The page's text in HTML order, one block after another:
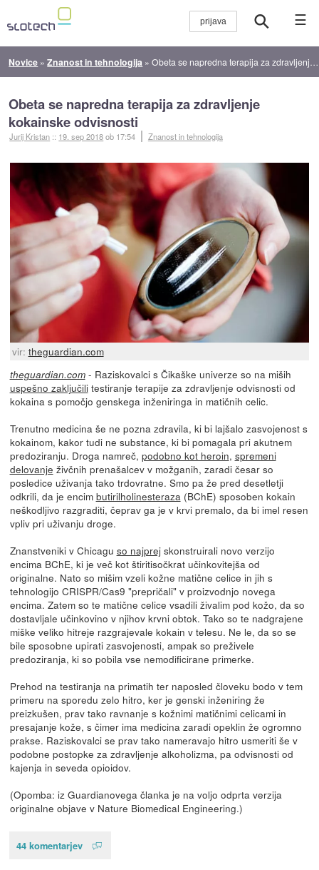
☰
Novice »Znanost in tehnologija »Obeta se napredna terapija za zdravljenje kokainske odvisnosti
Obeta se napredna terapija za zdravljenje
kokainske odvisnosti
Jurij Kristan :: 19. sep 2018ob 17:54 Znanost in tehnologija
vir: theguardian.com
theguardian.com- Raziskovalci s Čikaške univerze so na miših
uspešno zaključilitestiranje terapije za zdravljenje odvisnosti od
kokaina s pomočjo genskega inženiringa in matičnih celic.
Trenutno medicina še ne pozna zdravila, ki bi lajšalo zasvojenost s
kokainom, kakor tudi ne substance, ki bi pomagala pri akutnem
predoziranju. Droga namreč, podobno kot heroin, spremeni
delovanje živčnih prenašalcev v možganih, zaradi česar so
posledice uživanja tako trdovratne. Smo pa že pred desetletji
odkrili, da je encim butirilholinesteraza(BChE) sposoben kokain
neškodljivo razgraditi, čeprav ga je v krvi premalo, da bi imel resen
vpliv pri uživanju droge.
Znanstveniki v Chicagu so najprejskonstruirali novo verzijo
encima BChE, ki je več kot štiritisočkrat učinkovitejša od
originalne. Nato so mišim vzeli kožne matične celice in jih s
tehnologijo CRISPR/Cas9 "prepričali" v proizvodnjo novega
encima. Zatem so te matične celice vsadili živalim pod kožo, da so
dostavljale učinkovino v njihov krvni obtok. Tako so te nadgrajene
miške veliko hitreje razgrajevale kokain v telesu. Ne le, da so se
bile sposobne upirati zasvojenosti, ampak so preživele
predoziranja, ki so pobila vse nemodificirane primerke.
Prehod na testiranja na primatih ter naposled človeku bodo v tem
primeru na sporedu zelo hitro, ker je genski inženiring že
preizkušen, prav tako ravnanje s kožnimi matičnimi celicami in
presajanje kože, s čimer ima medicina zaradi opeklin že ogromno
prakse. Raziskovalci se prav tako nameravajo hitro usmeriti še v
podobne postopke za zdravljenje alkoholizma, pa odvisnosti od
kajenja in seveda opioidov.
(Opomba: iz Guardianovega članka je na voljo odprta verzija
originalne objave v Nature Biomedical Engineering.)
44 komentarjev